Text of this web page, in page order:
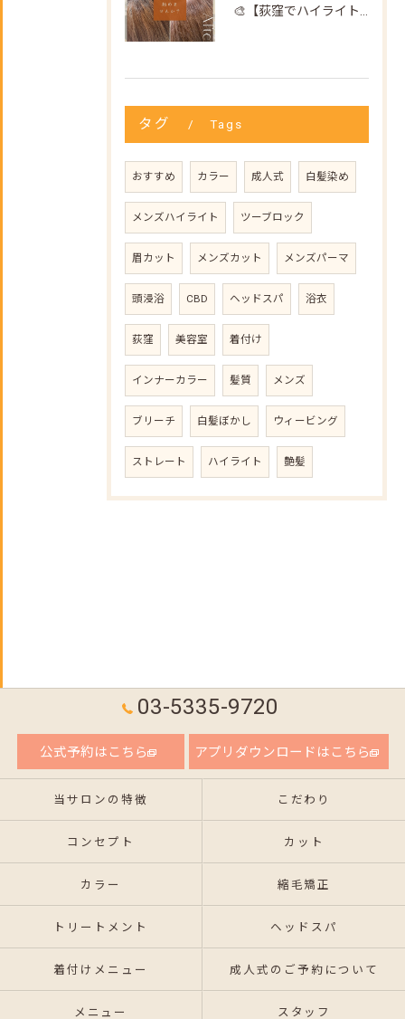
タグ Tags
おすすめ カラー 成人式 白髪染め
メンズハイライト ツーブロック
眉カット メンズカット メンズパーマ
頭浸浴 CBD ヘッドスパ 浴衣
荻窪 美容室 着付け
インナーカラー 髪質 メンズ
ブリーチ 白髪ぼかし ウィービング
ストレート ハイライト 艶髪
03-5335-9720
公式予約はこちら アプリダウンロードはこちら
当サロンの特徴 こだわり
コンセプト カット
カラー 縮毛矯正
トリートメント ヘッドスパ
着付けメニュー 成人式のご予約について
メニュー スタッフ